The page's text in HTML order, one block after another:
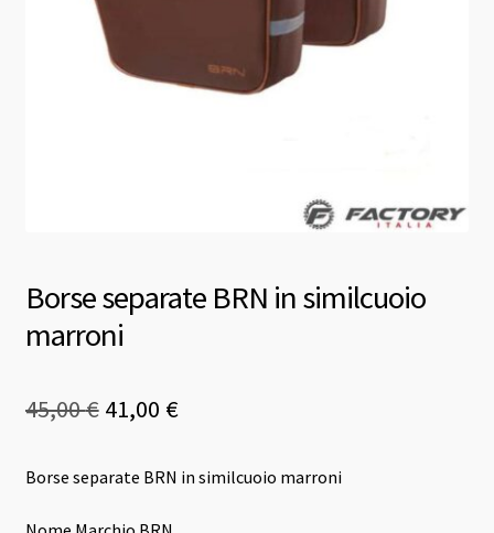
Borse separate BRN in similcuoio
marroni
45,00€ Il
originale
era:
41,00 €Il
attuale
Borse separate BRN in similcuoio marroni